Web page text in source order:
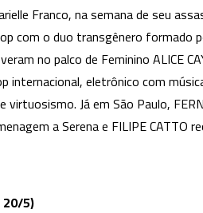
Franco, na semana de seu
com o duo transgênero formado
no palco de Feminino ALICE
internacional, eletrônico com
virtuosismo. Já em São Paulo,
a Serena e FILIPE CATTO
20/5)